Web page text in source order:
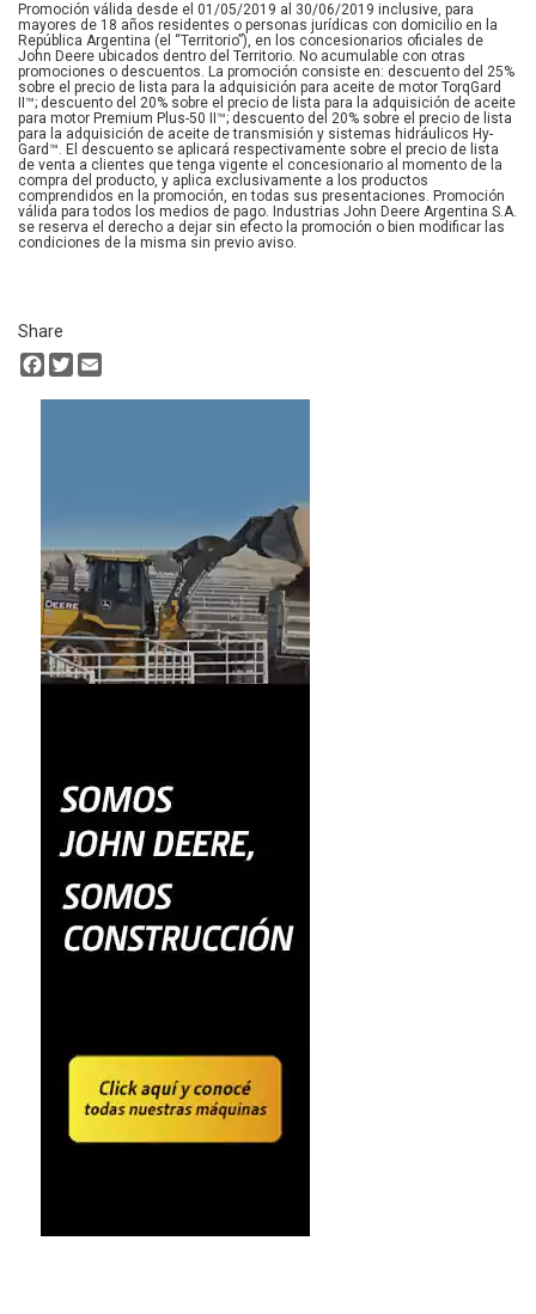
Promoción válida desde el 01/05/2019 al 30/06/2019 inclusive, para
mayores de 18 años residentes o personas jurídicas con domicilio en la
República Argentina (el “Territorio”), en los concesionarios oficiales de
John Deere ubicados dentro del Territorio. No acumulable con otras
promociones o descuentos. La promoción consiste en: descuento del 25%
sobre el precio de lista para la adquisición para aceite de motor TorqGard
II™; descuento del 20% sobre el precio de lista para la adquisición de aceite
para motor Premium Plus-50 II™; descuento del 20% sobre el precio de lista
para la adquisición de aceite de transmisión y sistemas hidráulicos Hy-
Gard™. El descuento se aplicará respectivamente sobre el precio de lista
de venta a clientes que tenga vigente el concesionario al momento de la
compra del producto, y aplica exclusivamente a los productos
comprendidos en la promoción, en todas sus presentaciones. Promoción
válida para todos los medios de pago. Industrias John Deere Argentina S.A.
se reserva el derecho a dejar sin efecto la promoción o bien modificar las
condiciones de la misma sin previo aviso.
Share
Facebook
Twitter